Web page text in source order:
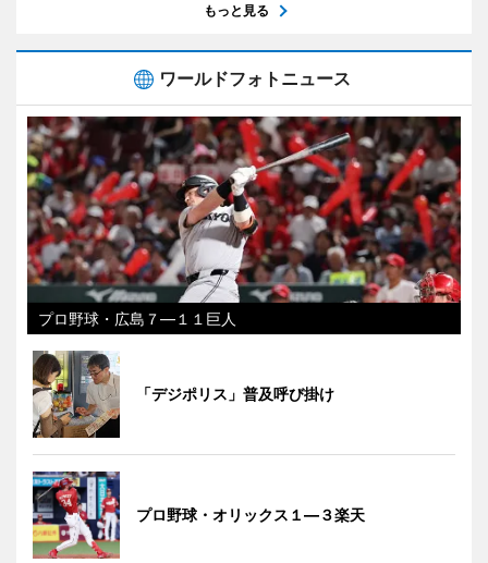
もっと見る
ワールドフォトニュース
プロ野球・広島７―１１巨人
「デジポリス」普及呼び掛け
プロ野球・オリックス１―３楽天